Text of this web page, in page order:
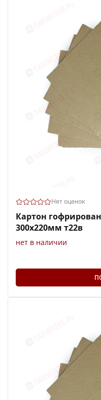
Нет оценок
Картон
300х220мм т22в
нет в наличии